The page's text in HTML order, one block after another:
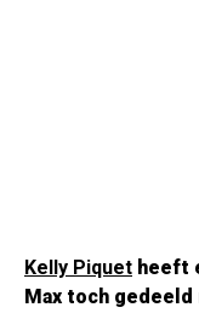
Kelly Piquet heeft
Max toch